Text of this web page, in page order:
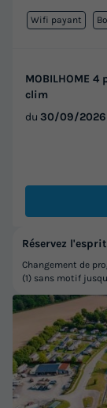
Wifi payant
MOBILHOME
clim
du 30/09/2026
Réservez
Changement de
(1) sans motif